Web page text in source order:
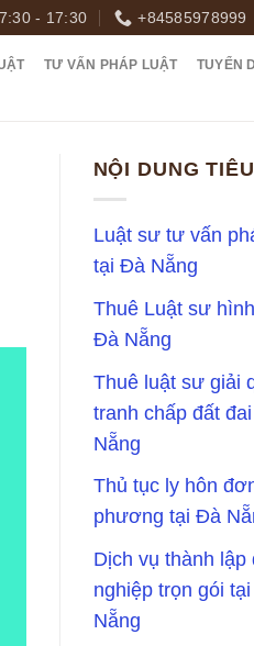
- 17:30 +84585978999
TƯ VẤN PHÁP LUẬT TUYỂN
NỘI DUNG
Luật sư tư vấn
tại Đà Nẵng
Thuê Luật sư
Đà Nẵng
Thuê luật sư giải
tranh chấp đất
Nẵng
Thủ tục ly hôn
phương tại Đà
Dịch vụ thành lập
nghiệp trọn gói
Nẵng